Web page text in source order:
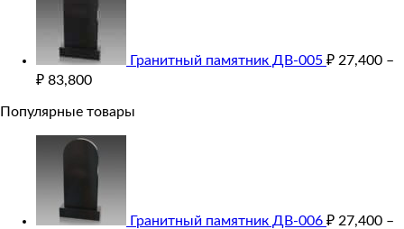
Гранитный памятник ДВ-005 ₽ 27,400 –
₽ 83,800
Популярные товары
Гранитный памятник ДВ-006 ₽ 27,400 –